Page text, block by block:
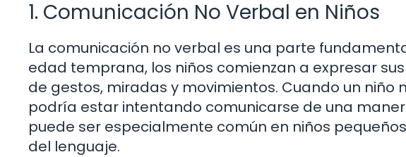
1. Comunicación No Verbal en Niños
La comunicación no verbal es una parte
edad temprana, los niños comienzan a expresar
de gestos, miradas y movimientos. Cuando un niño
podría estar intentando comunicarse de una
puede ser especialmente común en niños
del lenguaje.